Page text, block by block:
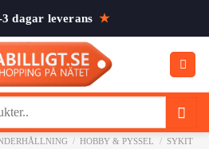
3 dagar leverans ★
/ HOBBY & PYSSEL / SYKIT